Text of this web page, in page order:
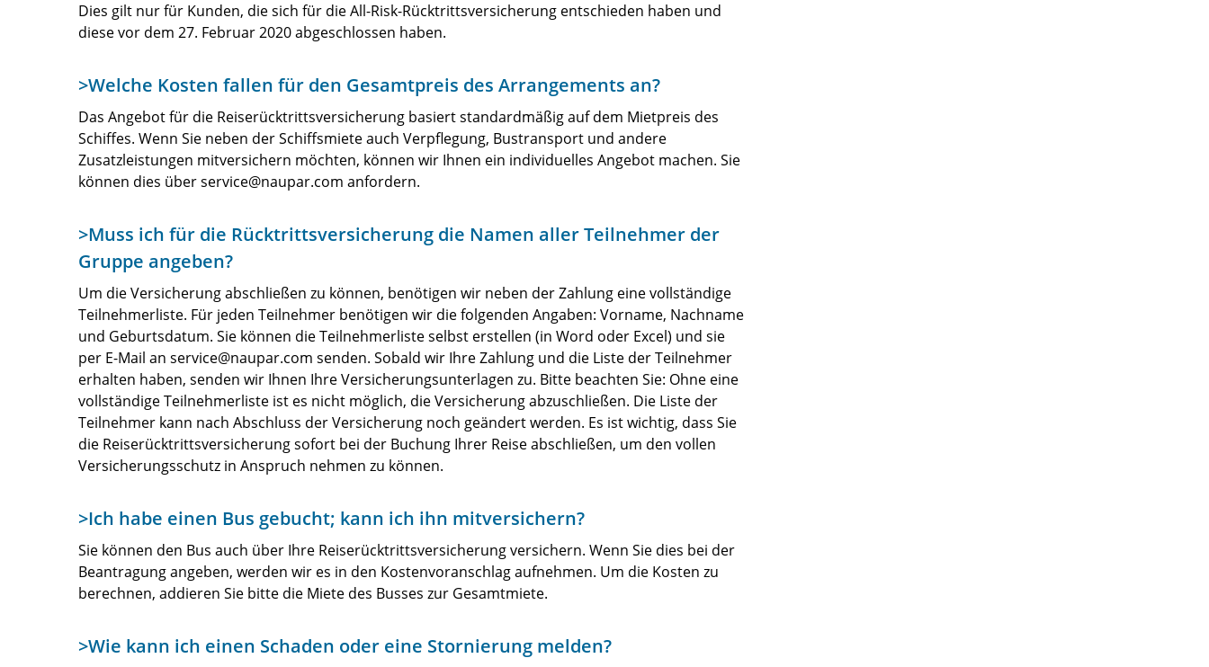
Dies gilt nur für Kunden, die sich für die All-Risk-Rücktrittsversicherung entschieden haben und
diese vor dem 27. Februar 2020 abgeschlossen haben.
>Welche Kosten fallen für den Gesamtpreis des Arrangements an?
Das Angebot für die Reiserücktrittsversicherung basiert standardmäßig auf dem Mietpreis des
Schiffes. Wenn Sie neben der Schiffsmiete auch Verpflegung, Bustransport und andere
Zusatzleistungen mitversichern möchten, können wir Ihnen ein individuelles Angebot machen. Sie
können dies überservice@naupar.com anfordern.
>Muss ich für die Rücktrittsversicherung die Namen aller Teilnehmer der
Gruppe angeben?
Um die Versicherung abschließen zu können, benötigen wir neben der Zahlung eine vollständige
Teilnehmerliste. Für jeden Teilnehmer benötigen wir die folgenden Angaben: Vorname, Nachname
und Geburtsdatum. Sie können die Teilnehmerliste selbst erstellen (in Word oder Excel) und sie
per E-Mail an service@naupar.com senden. Sobald wir Ihre Zahlung und die Liste der Teilnehmer
erhalten haben, senden wir Ihnen Ihre Versicherungsunterlagen zu. Bitte beachten Sie: Ohne eine
vollständige Teilnehmerliste ist es nicht möglich, die Versicherung abzuschließen. Die Liste der
Teilnehmer kann nach Abschluss der Versicherung noch geändert werden. Es ist wichtig, dass Sie
die Reiserücktrittsversicherung sofort bei der Buchung Ihrer Reise abschließen, um den vollen
Versicherungsschutz in Anspruch nehmen zu können.
>Ich habe einen Bus gebucht; kann ich ihn mitversichern?
Sie können den Bus auch über Ihre Reiserücktrittsversicherung versichern. Wenn Sie dies bei der
Beantragung angeben, werden wir es in den Kostenvoranschlag aufnehmen. Um die Kosten zu
berechnen, addieren Sie bitte die Miete des Busses zur Gesamtmiete.
>Wie kann ich einen Schaden oder eine Stornierung melden?